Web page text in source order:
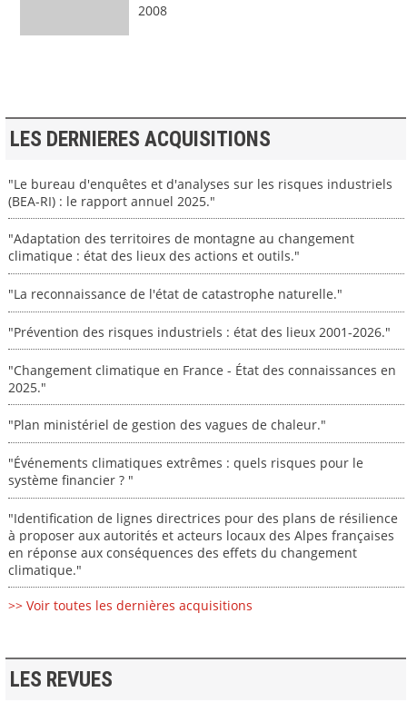
2008
LES DERNIERES ACQUISITIONS
"Le bureau d'enquêtes et d'analyses sur les risques industriels
(BEA-RI) : le rapport annuel 2025."
"Adaptation des territoires de montagne au changement
climatique : état des lieux des actions et outils."
"La reconnaissance de l'état de catastrophe naturelle."
"Prévention des risques industriels : état des lieux 2001-2026."
"Changement climatique en France - État des connaissances en
2025."
"Plan ministériel de gestion des vagues de chaleur."
"Événements climatiques extrêmes : quels risques pour le
système financier ? "
"Identification de lignes directrices pour des plans de résilience
à proposer aux autorités et acteurs locaux des Alpes françaises
en réponse aux conséquences des effets du changement
climatique."
>> Voir toutes les dernières acquisitions
LES REVUES